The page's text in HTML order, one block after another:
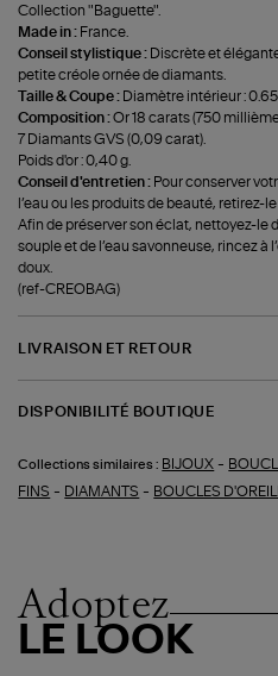
Collection "Baguette".
Made in : France.
Conseil stylistique : Discrète et
petite créole ornée de diamants.
Taille & Coupe : Diamètre intérieur :
Composition :Or 18 carats (750
7 Diamants GVS (0,09 carat).
Poids d'or : 0,40 g.
Conseil d'entretien : Pour conserver
l’eau ou les produits de beauté, retirez-
Afin de préserver son éclat, nettoyez-le
souple et de l’eau savonneuse, rincez à
doux.
(ref-CREOBAG)
LIVRAISON ET RETOUR
DISPONIBILITÉ BOUTIQUE
Collections similaires : BIJOUX -
FINS - DIAMANTS - BOUCLES
Adoptez
LE LOOK